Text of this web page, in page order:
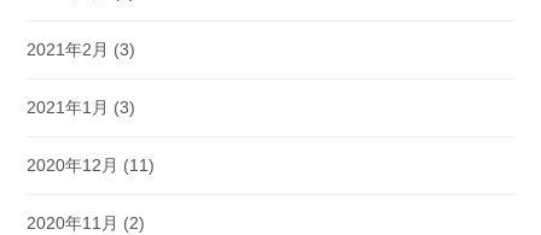
2021年2月 (3)
2021年1月 (3)
2020年12月 (11)
2020年11月 (2)